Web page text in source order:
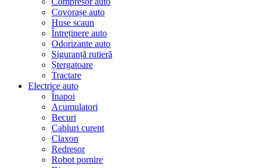
Covorașe auto
Huse scaun
Întreținere auto
Odorizante auto
Siguranță rutieră
Ștergatoare
Tractare
Electrice auto
Înapoi
Acumulatori
Becuri
Cabluri curent
Claxon
Redresor
Robot pornire